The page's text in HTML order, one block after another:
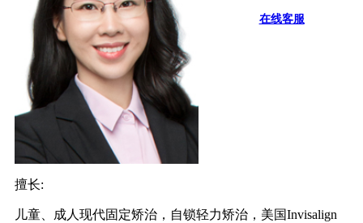
在线客服
擅长:
儿童、成人现代固定矫治，自锁轻力矫治，美国Invisalign